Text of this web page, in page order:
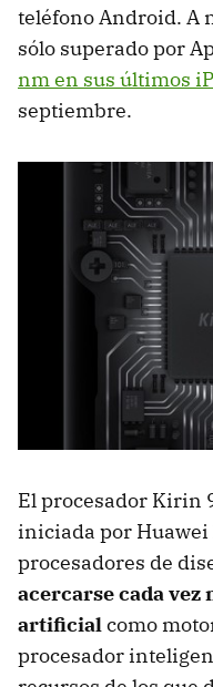
teléfono Android. A
sólo superado por
nm en sus últimos
septiembre.
El procesador Kirin
iniciada por Huawei
procesadores de
acercarse cada vez
artificialcomo
procesador